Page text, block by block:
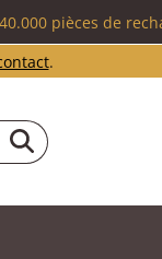
pièces de
.